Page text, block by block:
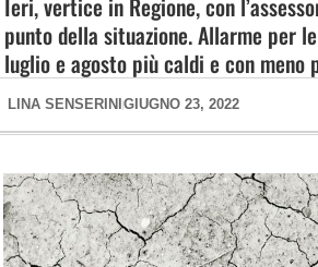
Ieri, vertice in Regione, con
punto della situazione. Allarme per
luglio e agosto più caldi e con meno
LINA SENSERINI GIUGNO 23, 2022